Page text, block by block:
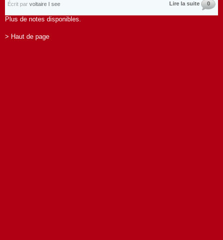
Écrit par voltaire I see Lire la suite 0
Plus de notes disponibles.
> Haut de page